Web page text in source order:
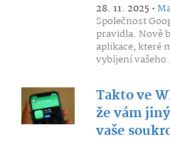
28. 11. 2025 •
Společnost
pravidla. Nově
aplikace, které
vybíjení
Takto ve
že vám
vaše